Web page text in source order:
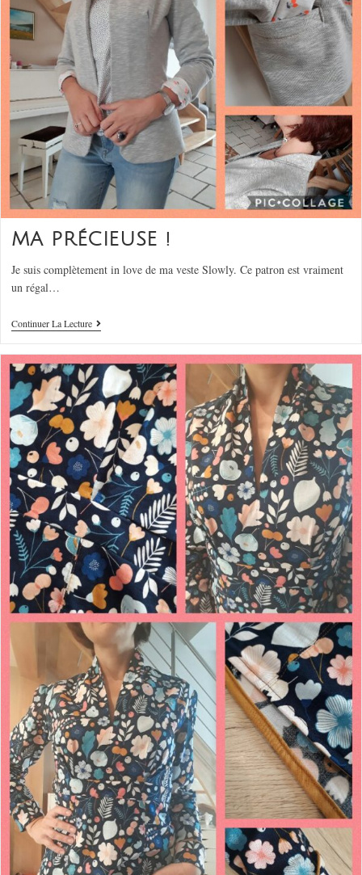
MA PRÉCIEUSE !
Je suis complètement in love de ma veste Slowly. Ce patron est vraiment
un régal…
Continuer La Lecture